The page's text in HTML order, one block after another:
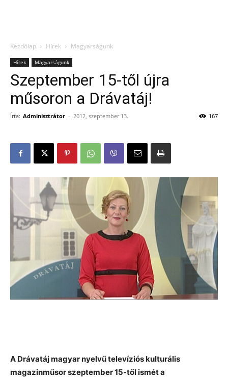
Kezdőlap Hírek Magyarságunk
Hírek Magyarságunk
Szeptember 15-től újra
műsoron a Drávatáj!
Írta: Adminisztrátor - 2012, szeptember 13. 167
A Drávatáj magyar nyelvű televíziós kulturális
magazinműsor szeptember 15-től ismét a